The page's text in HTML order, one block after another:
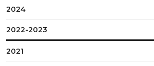
2024
2022-2023
2021